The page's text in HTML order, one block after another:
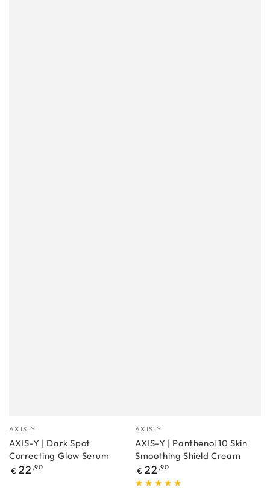
Proizvođać
AXIS-Y
AXIS-Y | Dark Spot
Correcting Glow Serum
Redovna
€ 22 ,90
Proizvođać
AXIS-Y
AXIS-Y | Panthenol 10 Skin
Smoothing Shield Cream
Redovna
cijena
€ 22 ,90